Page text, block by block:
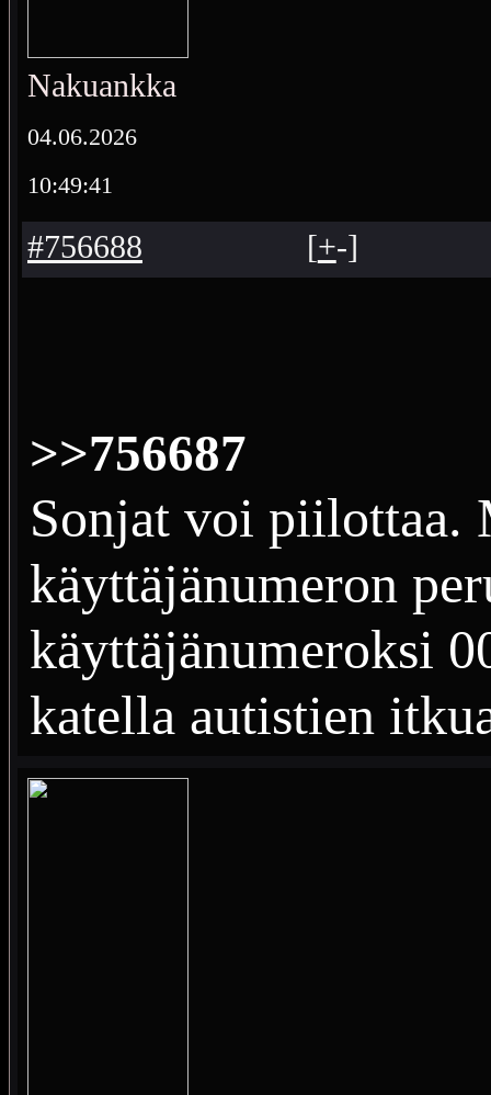
Nakuankka
04.06.2026
10:49:41
#756688 [+-]
>>756687
Sonjat voi
käyttäjänumeron
käyttäjänumeroksi
katella autistien